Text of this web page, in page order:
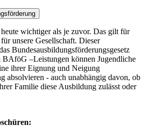
wichtiger als je zuvor. Das gilt für
unsere Gesellschaft. Dieser
Bundesausbildungsförderungsgesetz
–Leistungen können Jugendliche
ihrer Eignung und Neigung
absolvieren - auch unabhängig davon, ob
Familie diese Ausbildung zulässt oder